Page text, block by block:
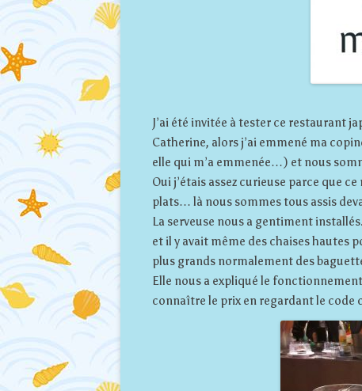
J’ai été invitée à tester ce restaurant
Catherine, alors j’ai emmené ma
elle qui m’a emmenée…) et nous
Oui j’étais assez curieuse parce que
plats… là nous sommes tous assis
La serveuse nous a gentiment
et il y avait même des chaises hautes
plus grands normalement des
Elle nous a expliqué le
connaître le prix en regardant le code